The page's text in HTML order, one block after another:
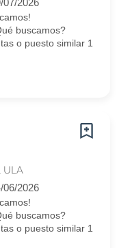
07/2026
buscamos?
o puesto similar 1
ULA
06/2026
buscamos?
o puesto similar 1